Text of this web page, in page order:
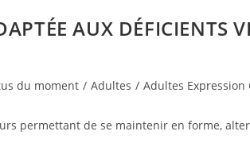
AUX DÉFICIENTS
du moment / Adultes / Adultes Expression
permettant de se maintenir en forme,